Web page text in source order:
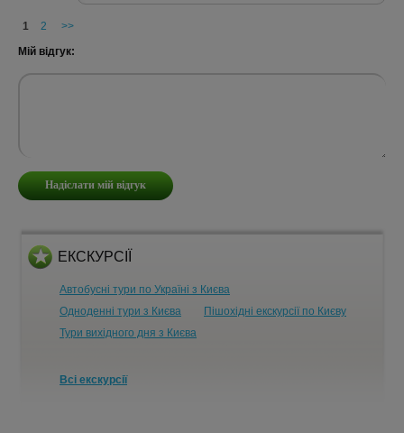
1 2
>>
Мій відгук:
ЕКСКУРСІЇ
Автобусні тури по Україні з Києва
Одноденні тури з Києва
Пішохідні екскурсії по Києву
Тури вихідного дня з Києва
Всі екскурсії